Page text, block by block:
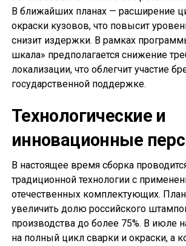
В ближайших планах — расширение
окраски кузовов, что повысит
снизит издержки. В рамках
шкала» предполагается снижение
локализации, что облегчит участие
государственной поддержке.
Технологические и
инновационные
В настоящее время сборка
традиционной технологии с
отечественных комплектующих.
увеличить долю российского
производства до более 75%. В июле
на полный цикл сварки и окраски, а